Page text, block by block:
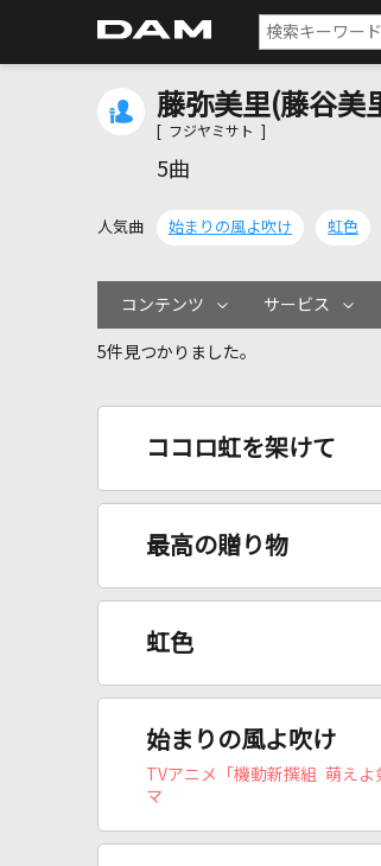
藤弥美里(藤谷美
[ フジヤミサト ]
5曲
人気曲 始まりの風よ吹け 虹色
コンテンツ サービス
5件見つかりました。
ココロ虹を架けて
最高の贈り物
虹色
始まりの風よ吹け
TVアニメ「機動新撰組 萌え
マ